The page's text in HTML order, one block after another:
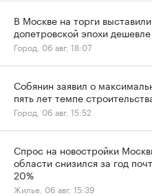
В Москве на торги
допетровской эпохи
Город, 06 авг, 18:07
Собянин заявил о
пять лет темпе
Город, 06 авг, 15:52
Спрос на новостройки
области снизился за год
20%
Жилье, 06 авг, 15:39